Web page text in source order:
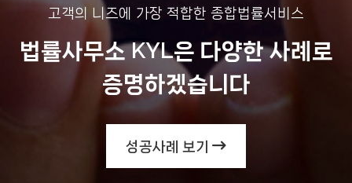
고객의 니즈에 가장 적합한 종합법률서비스
법률사무소 KYL은 다양한 사례로
증명하겠습니다
성공사례 보기